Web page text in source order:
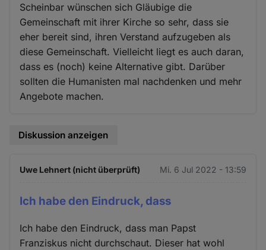
Scheinbar wünschen sich Gläubige die
Gemeinschaft mit ihrer Kirche so sehr, dass sie
eher bereit sind, ihren Verstand aufzugeben als
diese Gemeinschaft. Vielleicht liegt es auch daran,
dass es (noch) keine Alternative gibt. Darüber
sollten die Humanisten mal nachdenken und mehr
Angebote machen.
Diskussion anzeigen
Uwe Lehnert (nicht überprüft) Mi. 6 Jul 2022 - 13:59
Ich habe den Eindruck, dass
Ich habe den Eindruck, dass man Papst
Franziskus nicht durchschaut. Dieser hat wohl